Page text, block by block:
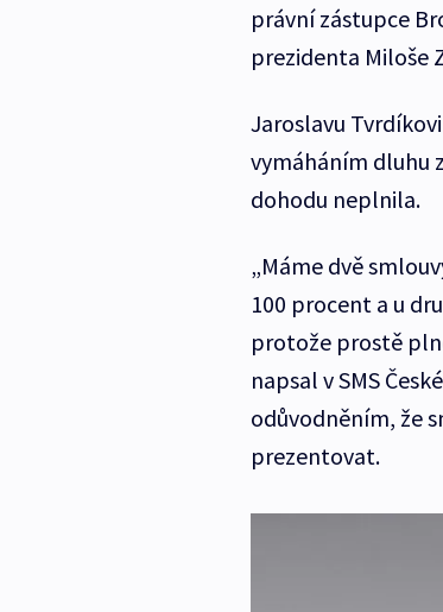
právní zástupce
prezidenta Miloše
Jaroslavu
vymáháním dluhu
dohodu neplnila.
„Máme dvě
100 procent a u
protože prostě
napsal v SMS
odůvodněním, že
prezentovat.